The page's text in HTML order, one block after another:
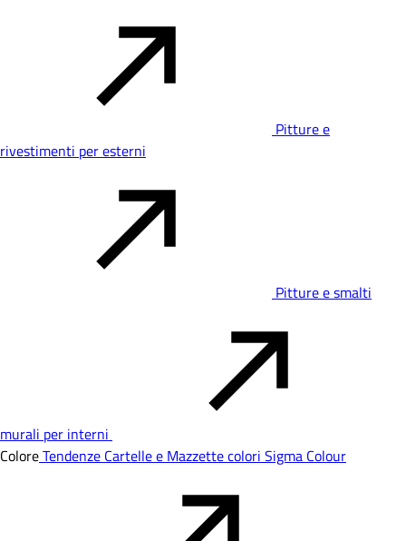
Pitture e
rivestimenti per esterni
Pitture e smalti
murali per interni
ColoreTendenze Cartelle e Mazzette colori Sigma Colour